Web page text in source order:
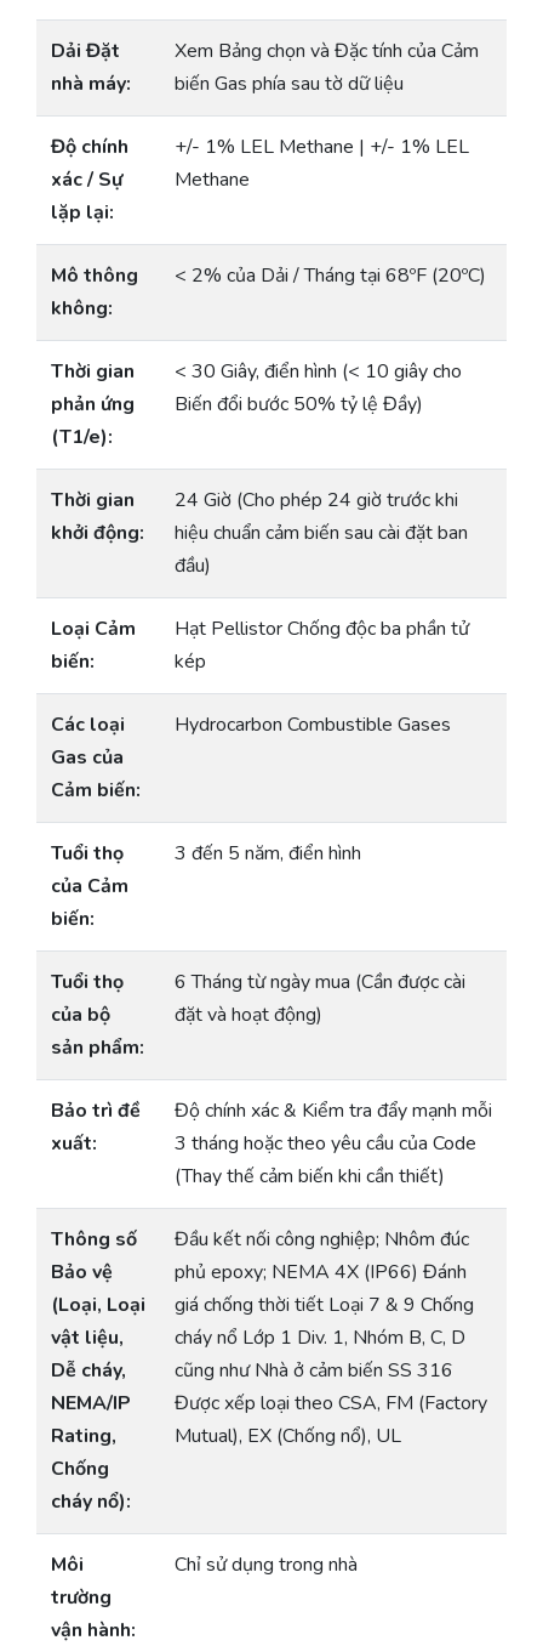
Dải Đặt
nhà máy:
Xem Bảng chọn và Đặc tính của Cảm
biến Gas phía sau tờ dữ liệu
Độ chính
xác / Sự
lặp lại:
+/- 1% LEL Methane | +/- 1% LEL
Methane
Mô thông
không:
< 2% của Dải / Tháng tại 68ºF (20ºC)
Thời gian
phản ứng
(T1/e):
< 30 Giây, điển hình (< 10 giây cho
Biến đổi bước 50% tỷ lệ Đầy)
Thời gian
khởi động:
24 Giờ (Cho phép 24 giờ trước khi
hiệu chuẩn cảm biến sau cài đặt ban
đầu)
Loại Cảm
biến:
Hạt Pellistor Chống độc ba phần tử
kép
Các loại
Gas của
Cảm biến:
Hydrocarbon Combustible Gases
Tuổi thọ
của Cảm
biến:
3 đến 5 năm, điển hình
Tuổi thọ
của bộ
sản phẩm:
6 Tháng từ ngày mua (Cần được cài
đặt và hoạt động)
Bảo trì đề
xuất:
Độ chính xác & Kiểm tra đẩy mạnh mỗi
3 tháng hoặc theo yêu cầu của Code
(Thay thế cảm biến khi cần thiết)
Thông số
Bảo vệ
(Loại, Loại
vật liệu,
Dễ cháy,
NEMA/IP
Rating,
Chống
cháy nổ):
Đầu kết nối công nghiệp; Nhôm đúc
phủ epoxy; NEMA 4X (IP66) Đánh
giá chống thời tiết Loại 7 & 9 Chống
cháy nổ Lớp 1 Div. 1, Nhóm B, C, D
cũng như Nhà ở cảm biến SS 316
Được xếp loại theo CSA, FM (Factory
Mutual), EX (Chống nổ), UL
Môi
trường
vận hành:
Chỉ sử dụng trong nhà